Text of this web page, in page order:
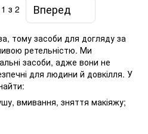
1 з 2 Вперед
тому засоби для догляду за
ретельністю. Ми
засоби, адже вони не
для людини й довкілля. У
вмивання, зняття макіяжу;